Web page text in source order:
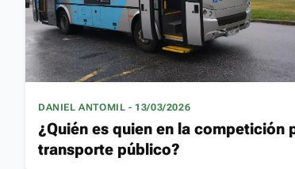
DANIEL ANTOMIL - 13/03/2026
¿Quién es quien en la competición
transporte público?